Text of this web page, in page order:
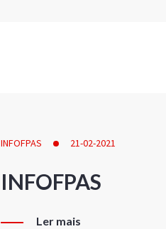
INFOFPAS 21-02-2021
INFOFPAS
Ler mais